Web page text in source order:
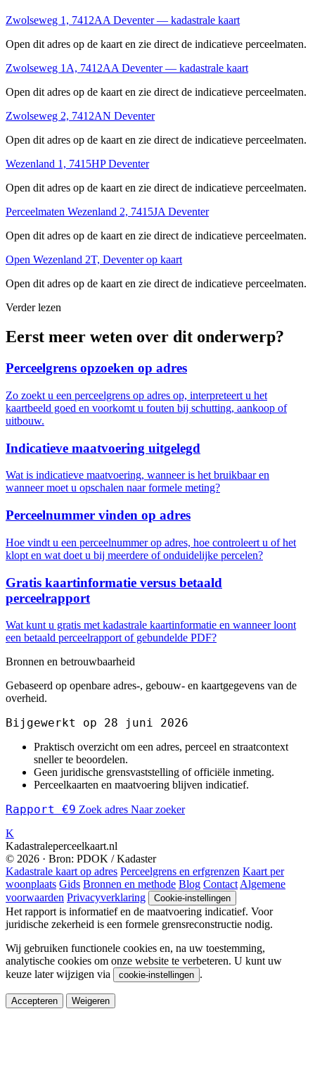
Zwolseweg 1, 7412AA Deventer — kadastrale kaart
Open dit adres op de kaart en zie direct de indicatieve perceelmaten.
Zwolseweg 1A, 7412AA Deventer — kadastrale kaart
Open dit adres op de kaart en zie direct de indicatieve perceelmaten.
Zwolseweg 2, 7412AN Deventer
Open dit adres op de kaart en zie direct de indicatieve perceelmaten.
Wezenland 1, 7415HP Deventer
Open dit adres op de kaart en zie direct de indicatieve perceelmaten.
Perceelmaten Wezenland 2, 7415JA Deventer
Open dit adres op de kaart en zie direct de indicatieve perceelmaten.
Open Wezenland 2T, Deventer op kaart
Open dit adres op de kaart en zie direct de indicatieve perceelmaten.
Verder lezen
Eerst meer weten over dit onderwerp?
Perceelgrens opzoeken op adres
Zo zoekt u een perceelgrens op adres op, interpreteert u het
kaartbeeld goed en voorkomt u fouten bij schutting, aankoop of
uitbouw.
Indicatieve maatvoering uitgelegd
Wat is indicatieve maatvoering, wanneer is het bruikbaar en
wanneer moet u opschalen naar formele meting?
Perceelnummer vinden op adres
Hoe vindt u een perceelnummer op adres, hoe controleert u of het
klopt en wat doet u bij meerdere of onduidelijke percelen?
Gratis kaartinformatie versus betaald
perceelrapport
Wat kunt u gratis met kadastrale kaartinformatie en wanneer loont
een betaald perceelrapport of gebundelde PDF?
Bronnen en betrouwbaarheid
Gebaseerd op openbare adres-, gebouw- en kaartgegevens van de
overheid.
Bijgewerkt op 28 juni 2026
Praktisch overzicht om een adres, perceel en straatcontext
sneller te beoordelen.
Geen juridische grensvaststelling of officiële inmeting.
Perceelkaarten en maatvoering blijven indicatief.
Rapport €9 Zoek adres Naar zoeker
K
Kadastraleperceelkaart.nl
© 2026 · Bron: PDOK / Kadaster
Kadastrale kaart op adres Perceelgrens en erfgrenzen Kaart per
woonplaats Gids Bronnen en methode Blog Contact Algemene
voorwaarden Privacyverklaring Cookie-instellingen
Het rapport is informatief en de maatvoering indicatief. Voor
juridische zekerheid is een formele grensreconstructie nodig.
Wij gebruiken functionele cookies en, na uw toestemming,
analytische cookies om onze website te verbeteren. U kunt uw
keuze later wijzigen via
cookie-instellingen .
Accepteren Weigeren